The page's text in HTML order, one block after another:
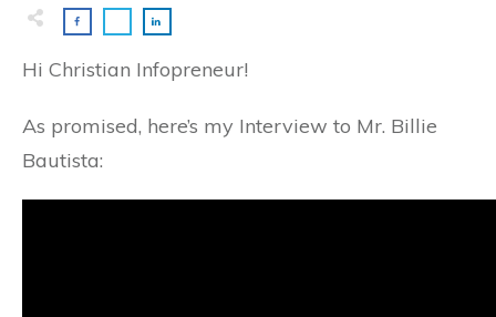
Hi Christian Infopreneur!
As promised, here’s my Interview to Mr. Billie
Bautista: